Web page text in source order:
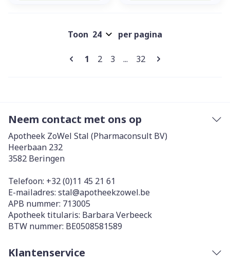
Pagina's
U lees momenteel pagina
1 Pagina
2 Pagina
3 ... Pagina
32
Toon per pagina
Neem contact met ons op
Apotheek ZoWel Stal (Pharmaconsult BV)
Heerbaan 232
3582 Beringen
Telefoon: +32 (0)11 45 21 61
E-mailadres: stal@apotheekzowel.be
APB nummer: 713005
Apotheek titularis: Barbara Verbeeck
BTW nummer: BE0508581589
Klantenservice